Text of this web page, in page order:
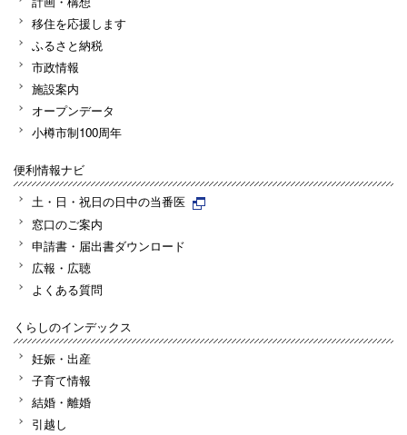
移住を応援します
ふるさと納税
市政情報
施設案内
オープンデータ
小樽市制100周年
便利情報ナビ
土・日・祝日の日中の当番医
窓口のご案内
申請書・届出書ダウンロード
広報・広聴
よくある質問
くらしのインデックス
妊娠・出産
子育て情報
結婚・離婚
引越し